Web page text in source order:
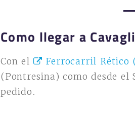
Como llegar a
Con el Ferrocarril Rético
(Pontresina) como desde
pedido.